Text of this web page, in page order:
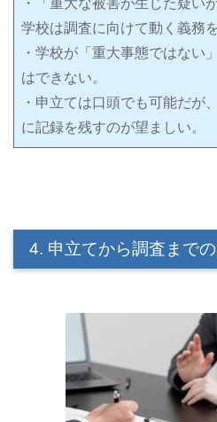
・「重大な被害が生じた疑い
学校は調査に向けて動く義務を
・学校が「重大事態ではない
はできない。
・申立ては口頭でも可能だが
に記録を残すのが望ましい。
4. 申立てから調査まで